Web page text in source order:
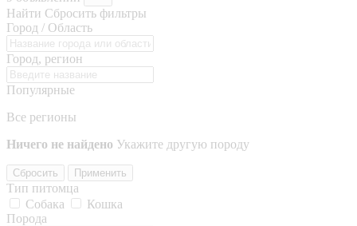
Найти Сбросить фильтры
Город / Область
Город, регион
Популярные
Все регионы
Ничего не найдено Укажите другую породу
Сбросить Применить
Тип питомца
Собака
Кошка
Порода